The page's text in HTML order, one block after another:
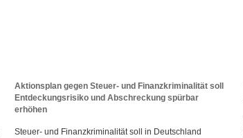
Aktionsplan gegen Steuer- und Finanzkriminalität soll
Entdeckungsrisiko und Abschreckung spürbar
erhöhen
Steuer- und Finanzkriminalität soll in Deutschland